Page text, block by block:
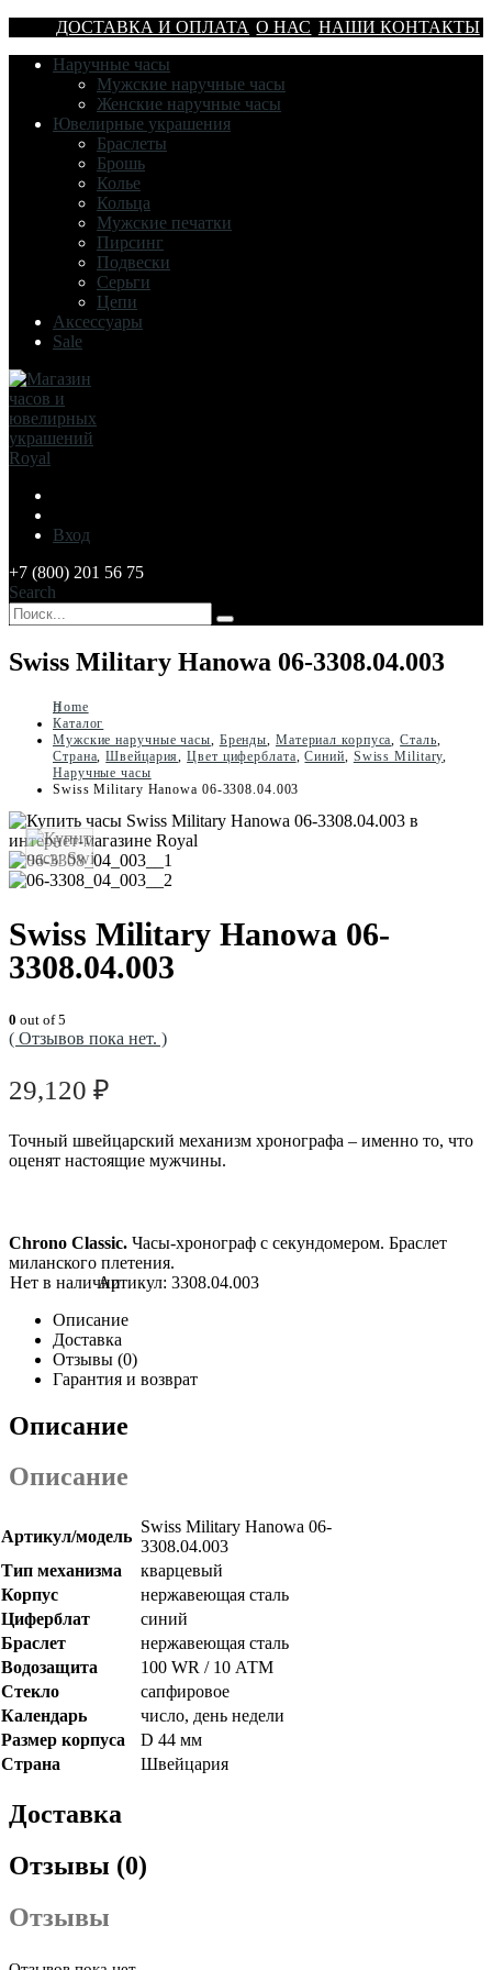
ДОСТАВКА И ОПЛАТА О НАС НАШИ КОНТАКТЫ
Наручные часы
Мужские наручные часы
Женские наручные часы
Ювелирные украшения
Браслеты
Брошь
Колье
Кольца
Мужские печатки
Пирсинг
Подвески
Серьги
Цепи
Аксессуары
Sale
Вход
+7 (800) 201 56 75
Search
Swiss Military Hanowa 06-3308.04.003
Home
Каталог
Мужские наручные часы, Бренды, Материал корпуса,Сталь,
Страна,Швейцария,Цвет циферблата,Синий, Swiss Military,
Наручные часы
Swiss Military Hanowa 06-3308.04.003
Swiss Military Hanowa 06-
3308.04.003
0 out of 5
( Отзывов пока нет. )
29,120 ₽
Точный швейцарский механизм хронографа – именно то, что
оценят настоящие мужчины.
Chrono Classic. Часы-хронограф с секундомером. Браслет
миланского плетения.
Артикул: 3308.04.003
Описание
Доставка
Отзывы (0)
Гарантия и возврат
Описание
Описание
Артикул/модель
Swiss Military Hanowa 06-
3308.04.003
Тип механизма
кварцевый
Корпус
нержавеющая сталь
Циферблат
синий
Браслет
нержавеющая сталь
Водозащита
100 WR / 10 АТМ
Стекло
сапфировое
Календарь
число, день недели
Размер корпуса
D 44 мм
Страна
Швейцария
Доставка
Отзывы (0)
Отзывы